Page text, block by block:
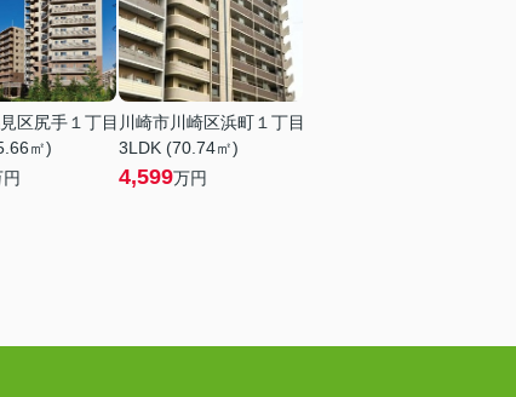
区尻手１丁目
㎡)
川崎市川崎区浜町１丁目
3LDK (70.74㎡)
4,599万円